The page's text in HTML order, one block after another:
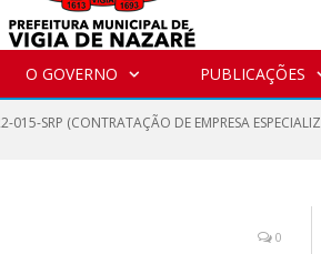
O GOVERNO PUBLICAÇÕES
015-SRP (CONTRATAÇÃO DE EMPRESA
0